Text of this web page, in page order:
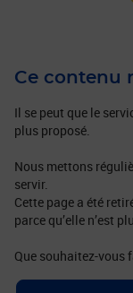
Ce contenu
Il se peut que le
plus proposé.
Nous mettons
servir.
Cette page a été
parce qu’elle n’est
Que souhaitez-vous